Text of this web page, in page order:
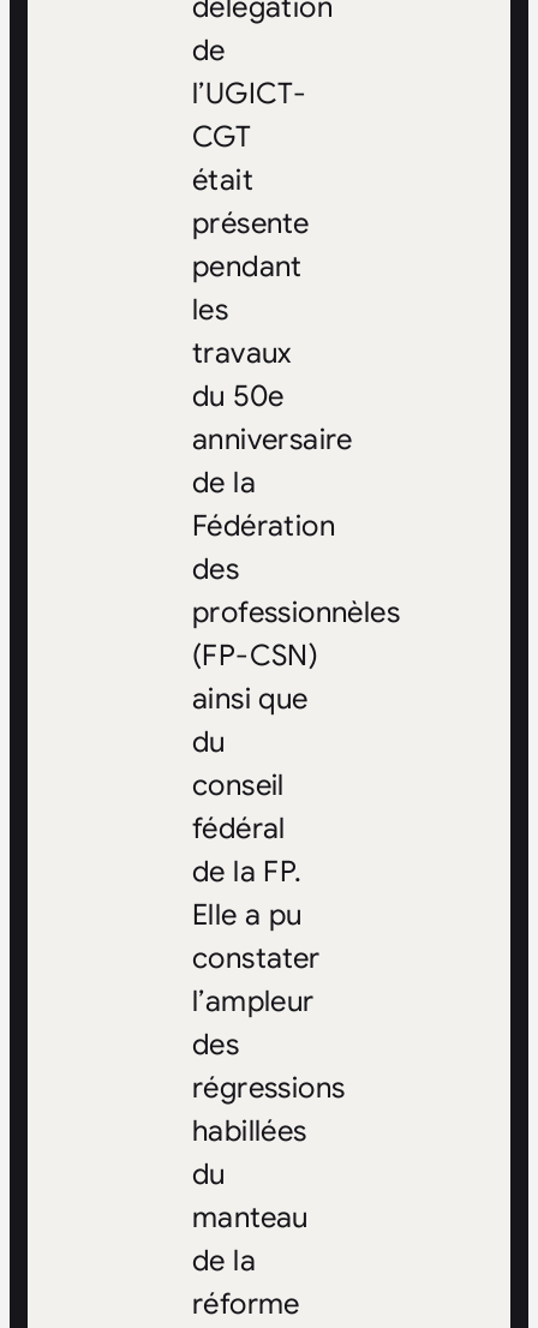
délégation
de
l’UGICT-
CGT
était
présente
pendant
les
travaux
du 50e
anniversaire
de la
Fédération
des
professionnèles
(FP-CSN)
ainsi que
du
conseil
fédéral
de la FP.
Elle a pu
constater
l’ampleur
des
régressions
habillées
du
manteau
de la
réforme